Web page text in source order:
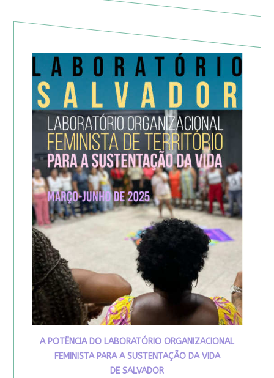
A POTÊNCIA DO LABORATÓRIO ORGANIZACIONAL
FEMINISTA PARA A SUSTENTAÇÃO DA VIDA
DE SALVADOR